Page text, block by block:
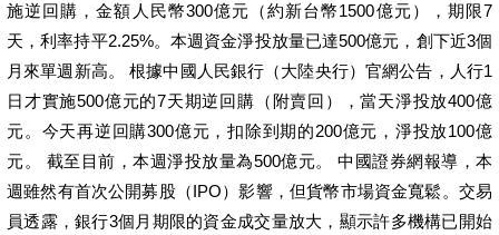
施逆回購，金額人民幣300億元（約新台幣1500億元），期限7
天，利率持平2.25%。本週資金淨投放量已達500億元，創下近3個
月來單週新高。 根據中國人民銀行（大陸央行）官網公告，人行1
日才實施500億元的7天期逆回購（附賣回），當天淨投放400億
元。今天再逆回購300億元，扣除到期的200億元，淨投放100億
元。 截至目前，本週淨投放量為500億元。 中國證券網報導，本
週雖然有首次公開募股（IPO）影響，但貨幣市場資金寬鬆。交易
員透露，銀行3個月期限的資金成交量放大，顯示許多機構已開始